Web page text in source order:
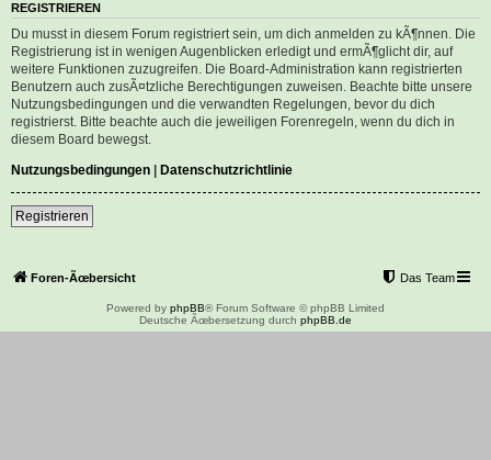
REGISTRIEREN
Du musst in diesem Forum registriert sein, um dich anmelden zu kÃ¶nnen. Die
Registrierung ist in wenigen Augenblicken erledigt und ermÃ¶glicht dir, auf
weitere Funktionen zuzugreifen. Die Board-Administration kann registrierten
Benutzern auch zusÃ¤tzliche Berechtigungen zuweisen. Beachte bitte unsere
Nutzungsbedingungen und die verwandten Regelungen, bevor du dich
registrierst. Bitte beachte auch die jeweiligen Forenregeln, wenn du dich in
diesem Board bewegst.
Nutzungsbedingungen | Datenschutzrichtlinie
Registrieren
Foren-Ãœbersicht Das Team
Powered by phpBB® Forum Software © phpBB Limited
Deutsche Ãœbersetzung durch phpBB.de